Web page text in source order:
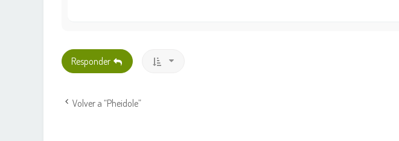
Responder
Volver a “Pheidole”